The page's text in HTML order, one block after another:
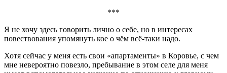
***
Я не хочу здесь говорить лично о себе, но в интересах
повествования упомянуть кое о чём всё-таки надо.
Хотя сейчас у меня есть свои «апартаменты» в Коровье, с чем
мне невероятно повезло, пребывание в этом селе для меня